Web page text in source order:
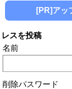
[PR]アッ
レスを投稿
名前
削除パスワード